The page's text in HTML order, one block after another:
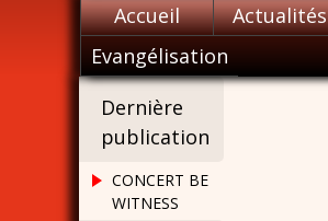
Accueil Actualités
Evangélisation
Dernière
publication
CONCERT BE
WITNESS